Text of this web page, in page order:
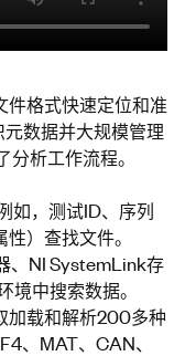
件格式快速定位和准
数据并大规模管理
析工作流程。
如，测试ID、序列
）查找文件。
、NI SystemLink存
中搜索数据。
加载和解析200多种
、MAT、CAN、